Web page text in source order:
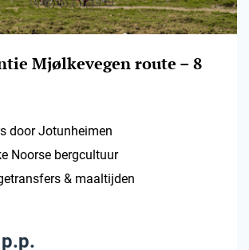
Mjølkevegen route – 8
door Jotunheimen
Noorse bergcultuur
& maaltijden